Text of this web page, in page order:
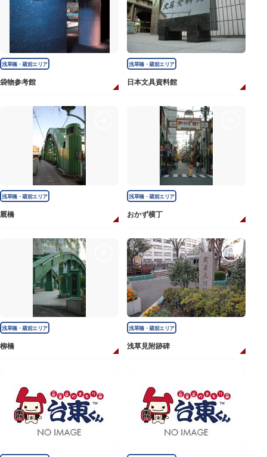
浅草橋・蔵前エリア
袋物参考館
浅草橋・蔵前エリア
日本文具資料館
浅草橋・蔵前エリア
厩橋
浅草橋・蔵前エリア
おかず横丁
浅草橋・蔵前エリア
柳橋
浅草橋・蔵前エリア
浅草見附跡碑